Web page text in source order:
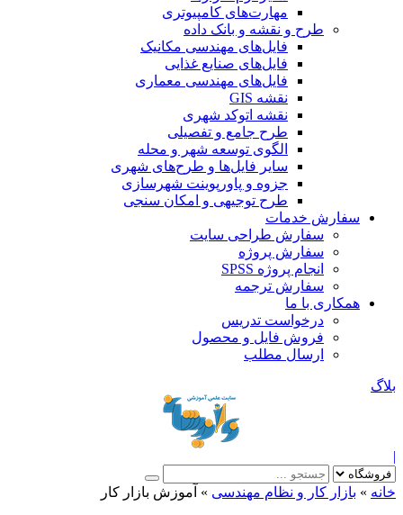
مهارت‌های کامپیوتری
طرح و نقشه و بانک داده
فایل‌های مهندسی مکانیک
فایل‌های صنایع غذایی
فایل‌های مهندسی معماری
نقشه GIS
نقشه اتوکد شهری
طرح جامع و تفصیلی
الگوی توسعه شهر و محله
سایر فایل‌ها و طرح‌های شهری
جزوه و پاورپوینت شهرسازی
طرح توجیهی و امکان سنجی
سفارش خدمات
سفارش طراحی سایت
سفارش پروژه
انجام پروژه SPSS
سفارش ترجمه
همکاری با ما
درخواست تدریس
فروش فایل و محصول
ارسال مطلب
بلاگ
|
خانه » بازار کار و نظام مهندسی » آموزش بازار کار